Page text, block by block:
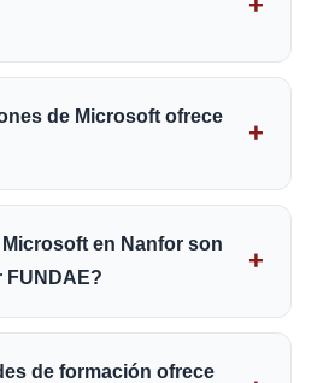
de Microsoft ofrece
en Nanfor son
FUNDAE?
de formación ofrece